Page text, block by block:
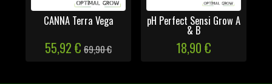
CANNA Terra Vega
55,92 € 69,90 €
pH Perfect Sensi Grow A
& B
18,90 €